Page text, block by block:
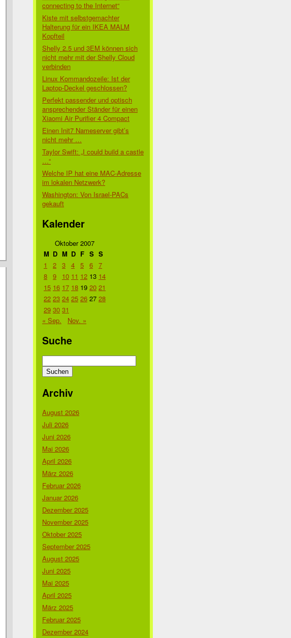
connecting to the Internet“
Kiste mit selbstgemachter
Halterung für ein IKEA MALM
Kopfteil
Shelly 2.5 und 3EM können sich
nicht mehr mit der Shelly Cloud
verbinden
Linux Kommandozeile: Ist der
Laptop-Deckel geschlossen?
Perfekt passender und optisch
ansprechender Ständer für einen
Xiaomi Air Purifier 4 Compact
Einen Init7 Nameserver gibt’s
nicht mehr …
Taylor Swift: „I could build a castle
…“
Welche IP hat eine MAC-Adresse
im lokalen Netzwerk?
Washington: Von Israel-PACs
gekauft
Kalender
Oktober 2007
M D M D F S S
1
2 3 4 5 6 7
8 9 10 11 12 13 14
15 16 17 18 19 20 21
22 23 24 25 26 27 28
29 30 31
« Sep.
Nov. »
Suche
nach:
Archiv
August 2026
Juli 2026
Juni 2026
Mai 2026
April 2026
März 2026
Februar 2026
Januar 2026
Dezember 2025
November 2025
Oktober 2025
September 2025
August 2025
Juni 2025
Mai 2025
April 2025
März 2025
Februar 2025
Dezember 2024